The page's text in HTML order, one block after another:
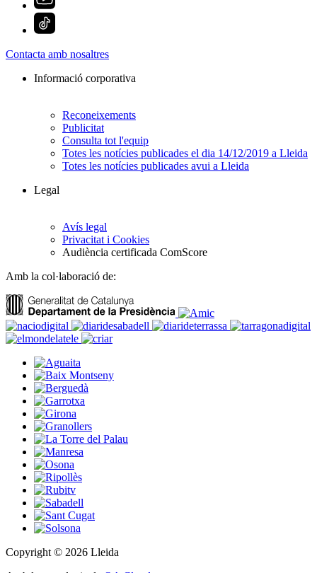
Contacta amb nosaltres
Informació corporativa
Reconeixements
Publicitat
Consulta tot l'equip
Totes les notícies publicades el dia 14/12/2019 a Lleida
Totes les notícies publicades avui a Lleida
Legal
Avís legal
Privacitat i Cookies
Audiència certificada ComScore
Amb la col·laboració de:
Copyright © 2026 Lleida